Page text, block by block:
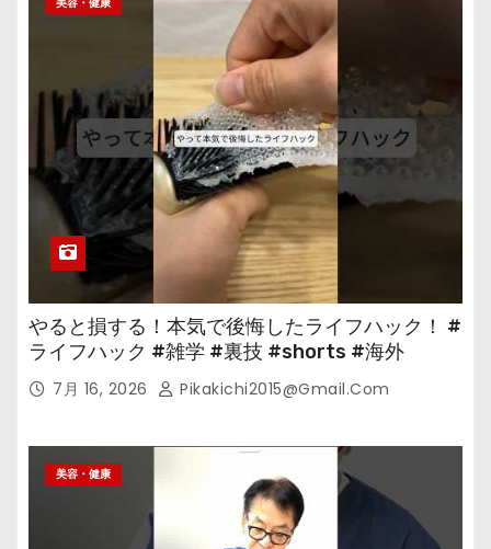
やると損する！本気で後悔したライフハック！ #
ライフハック #雑学 #裏技 #shorts #海外
7月 16, 2026 Pikakichi2015@gmail.com
美容・健康